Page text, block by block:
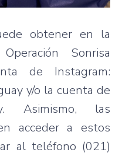
obtener en la
Sonrisa
de Instagram:
y/o la cuenta de
Asimismo, las
acceder a estos
al teléfono (021)